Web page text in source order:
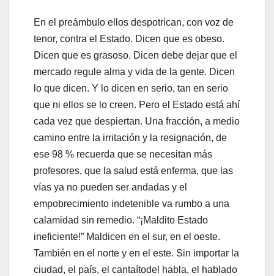
En el preámbulo ellos despotrican, con voz de
tenor, contra el Estado. Dicen que es obeso.
Dicen que es grasoso. Dicen debe dejar que el
mercado regule alma y vida de la gente. Dicen
lo que dicen. Y lo dicen en serio, tan en serio
que ni ellos se lo creen. Pero el Estado está ahí
cada vez que despiertan. Una fracción, a medio
camino entre la irritación y la resignación, de
ese 98 % recuerda que se necesitan más
profesores, que la salud está enferma, que las
vías ya no pueden ser andadas y el
empobrecimiento indetenible va rumbo a una
calamidad sin remedio. “¡Maldito Estado
ineficiente!” Maldicen en el sur, en el oeste.
También en el norte y en el este. Sin importar la
ciudad, el país, el cantaítodel habla, el hablado